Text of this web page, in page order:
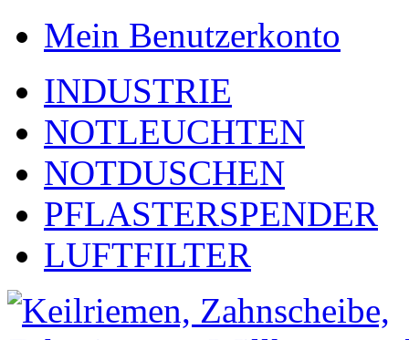
Mein Benutzerkonto
INDUSTRIE
NOTLEUCHTEN
NOTDUSCHEN
PFLASTERSPENDER
LUFTFILTER